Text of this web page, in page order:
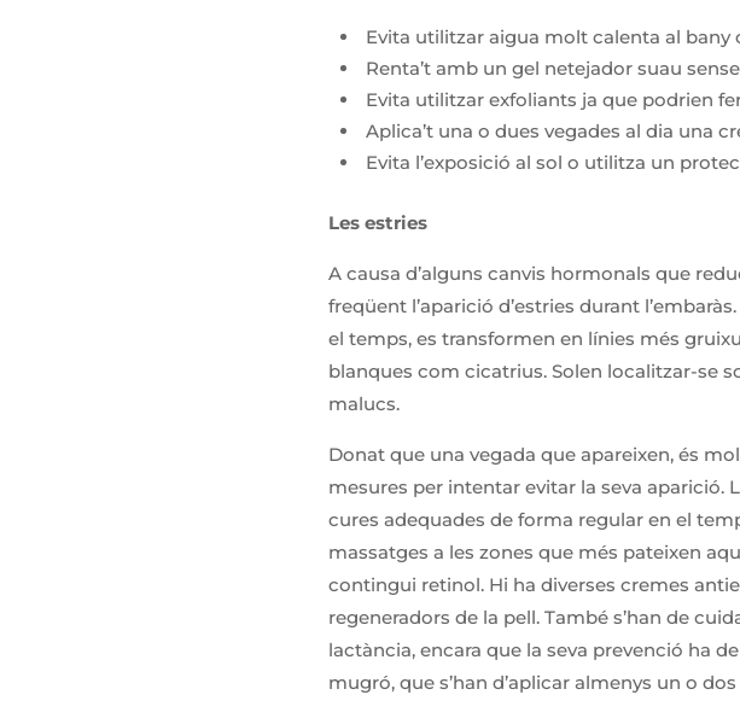
Evita utilitzar aigua molt calenta al bany
Renta’t amb un gel netejador suau
Evita utilitzar exfoliants ja que podrien
Aplica’t una o dues vegades al dia una
Evita l’exposició al sol o utilitza un
Les estries
A causa d’alguns canvis hormonals que
freqüent l’aparició d’estries durant
el temps, es transformen en línies més
blanques com cicatrius. Solen localitzar-se
malucs.
Donat que una vegada que apareixen, és
mesures per intentar evitar la seva aparició.
cures adequades de forma regular en el
massatges a les zones que més pateixen
contingui retinol. Hi ha diverses cremes
regeneradors de la pell. També s’han de
lactància, encara que la seva prevenció ha
mugró, que s’han d’aplicar almenys un o